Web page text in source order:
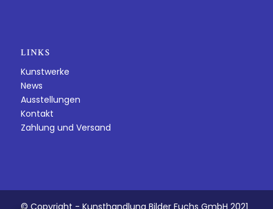
LINKS
Kunstwerke
News
Ausstellungen
Kontakt
Zahlung und Versand